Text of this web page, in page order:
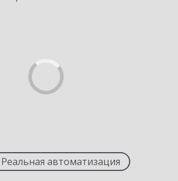
Реальная автоматизация